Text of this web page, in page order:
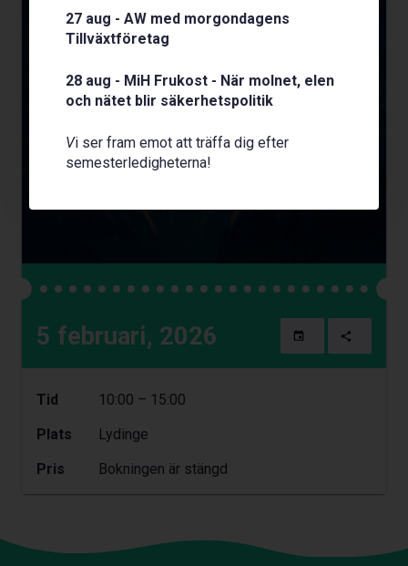
5 februari, 2026
Tid
10:00 – 15:00
Plats
Lydinge
Pris
Bokningen är stängd
27 aug - AW med morgondagens
Tillväxtföretag
28 aug - MiH Frukost - När molnet, elen
och nätet blir säkerhetspolitik
Vi ser fram emot att träffa dig efter
semesterledigheterna!